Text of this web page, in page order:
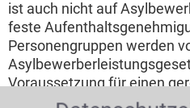
ist auch nicht auf
feste
Personengruppen werden
Voraussetzung für einen
auf Sozialhilfe gilt, dass es